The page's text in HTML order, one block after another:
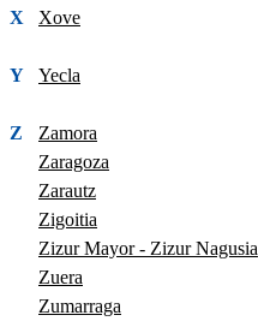
X Xove
Y Yecla
Z
Zamora
Zaragoza
Zarautz
Zigoitia
Zizur Mayor - Zizur Nagusia
Zuera
Zumarraga